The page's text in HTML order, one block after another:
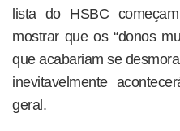
lista do HSBC
mostrar que os “donos
que acabariam se
inevitavelmente
geral.